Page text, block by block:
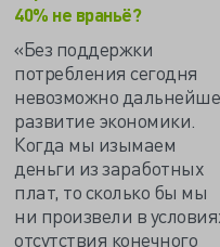
40% не враньё?
«Без поддержки
потребления сегодня
невозможно
развитие экономики.
Когда мы изымаем
деньги из заработных
плат, то сколько бы мы
ни произвели в
отсутствия конечного